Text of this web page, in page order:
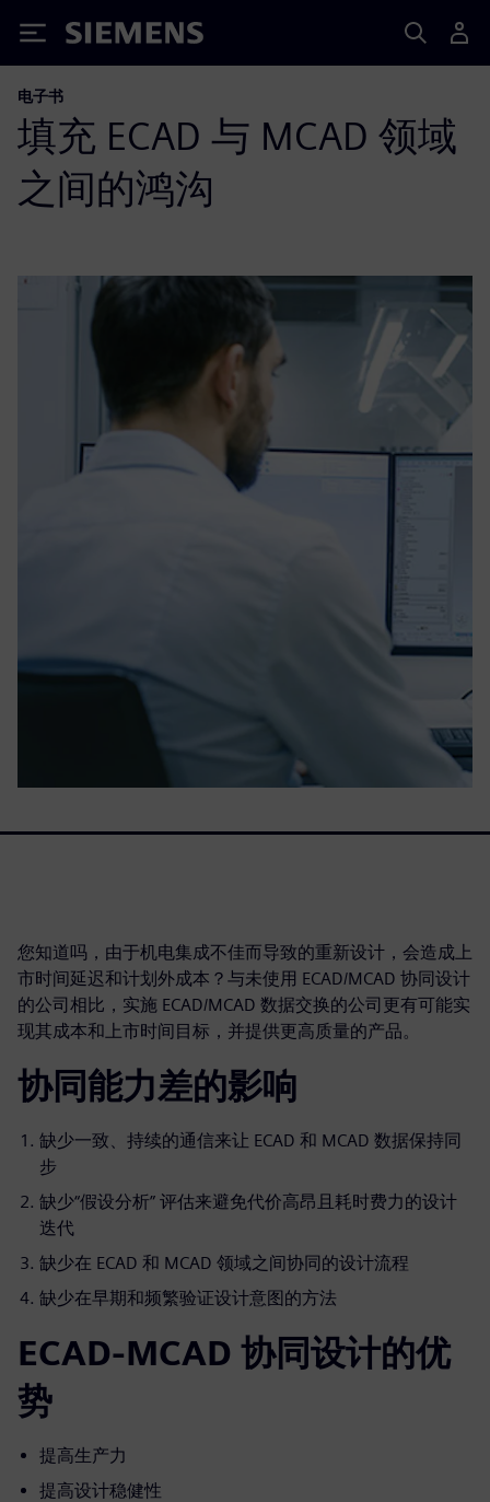
Siemens
电子书
填充 ECAD 与 MCAD 领域
之间的鸿沟
您知道吗，由于机电集成不佳而导致的重新设计，会造成上
市时间延迟和计划外成本？与未使用 ECAD/MCAD 协同设计
的公司相比，实施 ECAD/MCAD 数据交换的公司更有可能实
现其成本和上市时间目标，并提供更高质量的产品。
协同能力差的影响
缺少一致、持续的通信来让 ECAD 和 MCAD 数据保持同
步
缺少“假设分析” 评估来避免代价高昂且耗时费力的设计
迭代
缺少在 ECAD 和 MCAD 领域之间协同的设计流程
缺少在早期和频繁验证设计意图的方法
ECAD-MCAD 协同设计的优
势
提高生产力
提高设计稳健性